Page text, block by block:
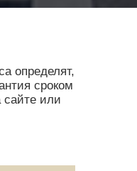
определят,
сроком
сайте или